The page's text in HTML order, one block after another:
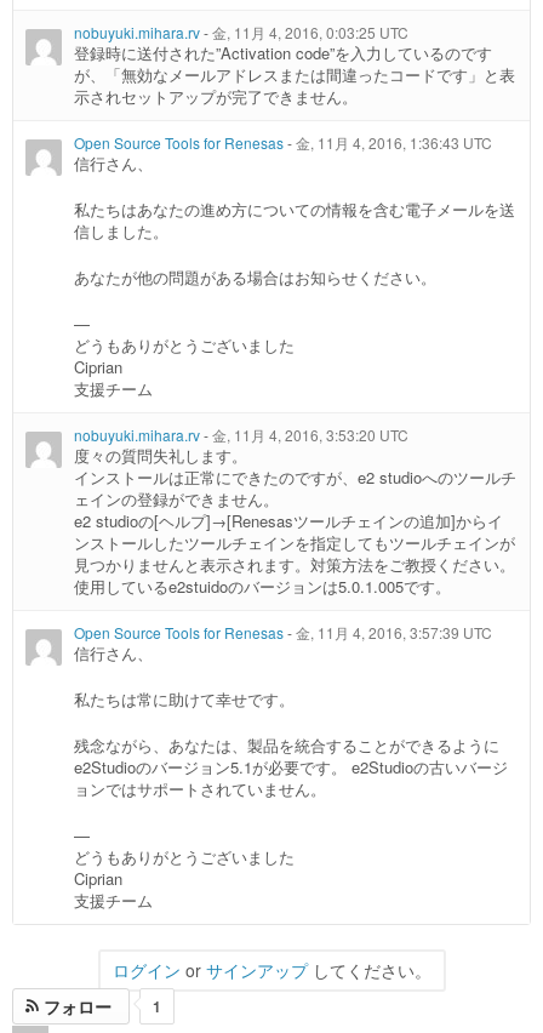
nobuyuki.mihara.rv-金, 11月 4, 2016, 0:03:25 UTC
登録時に送付された”Activation code”を入力しているのです
が、「無効なメールアドレスまたは間違ったコードです」と表
示されセットアップが完了できません。
Open Source Tools for Renesas-金, 11月 4, 2016, 1:36:43 UTC
信行さん、
私たちはあなたの進め方についての情報を含む電子メールを送
信しました。
あなたが他の問題がある場合はお知らせください。
—
どうもありがとうございました
Ciprian
支援チーム
nobuyuki.mihara.rv-金, 11月 4, 2016, 3:53:20 UTC
度々の質問失礼します。
インストールは正常にできたのですが、e2 studioへのツールチ
ェインの登録ができません。
e2 studioの[ヘルプ]→[Renesasツールチェインの追加]からイ
ンストールしたツールチェインを指定してもツールチェインが
見つかりませんと表示されます。対策方法をご教授ください。
使用しているe2stuidoのバージョンは5.0.1.005です。
Open Source Tools for Renesas-金, 11月 4, 2016, 3:57:39 UTC
信行さん、
私たちは常に助けて幸せです。
残念ながら、あなたは、製品を統合することができるように
e2Studioのバージョン5.1が必要です。 e2Studioの古いバージ
ョンではサポートされていません。
—
どうもありがとうございました
Ciprian
支援チーム
ログイン or サインアップしてください。
フォロー
1